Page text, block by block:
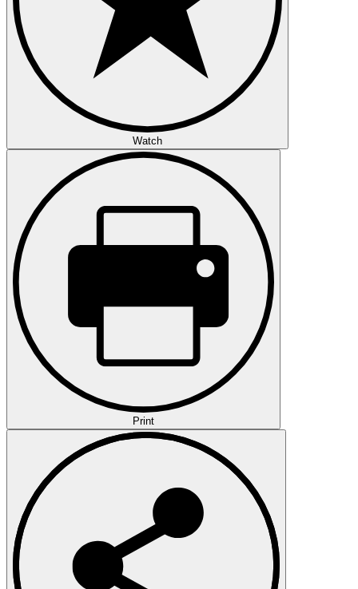
Watch
Print